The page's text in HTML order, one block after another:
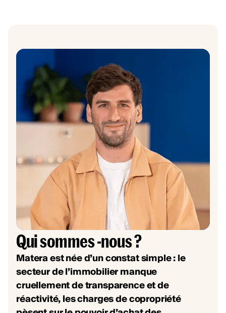
Qui sommes -nous ?
Matera est née d’un constat simple : le
secteur de l’immobilier manque
cruellement de transparence et de
réactivité, les charges de copropriété